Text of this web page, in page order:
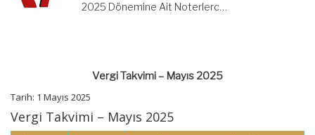
2025 Dönemine Ait Noterlerc…
Vergi Takvimi – Mayıs 2025
Tarih: 1 Mayıs 2025
Vergi Takvimi – Mayıs 2025